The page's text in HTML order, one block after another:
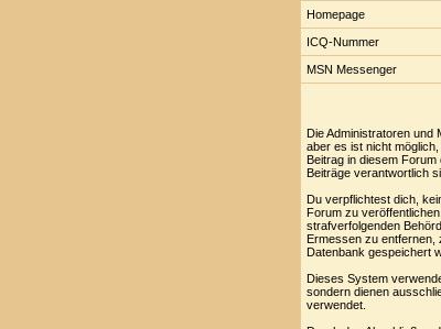
Homepage
ICQ-Nummer
MSN Messenger
Die Administratoren und
aber es ist nicht
Beitrag in diesem
Beiträge verantwortlich
Du verpflichtest dich,
Forum zu
strafverfolgenden
Ermessen zu entfernen,
Datenbank gespeichert
Dieses System
sondern dienen
verwendet.